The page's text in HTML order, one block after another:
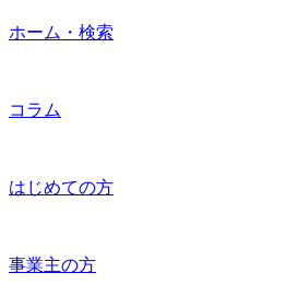
ホーム・検索
コラム
はじめての方
事業主の方